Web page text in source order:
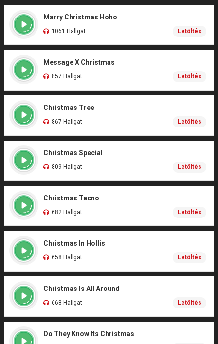
Marry Christmas Hoho
1061 Hallgat Letöltés
Message X Christmas
857 Hallgat Letöltés
Christmas Tree
867 Hallgat Letöltés
Christmas Special
809 Hallgat Letöltés
Christmas Tecno
682 Hallgat Letöltés
Christmas In Hollis
658 Hallgat Letöltés
Christmas Is All Around
668 Hallgat Letöltés
Do They Know Its Christmas